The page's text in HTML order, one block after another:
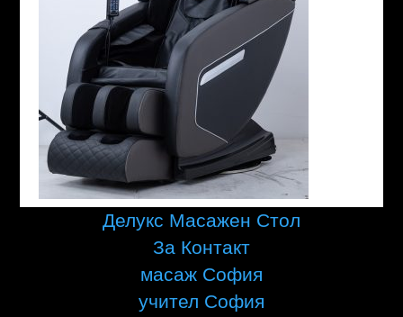
Делукс Масажен Стол
За Контакт
масаж София
учител София